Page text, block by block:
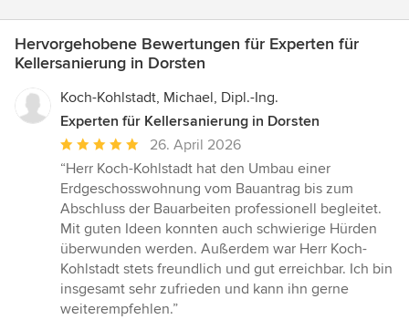
Hervorgehobene Bewertungen für Experten für
Kellersanierung in Dorsten
Koch-Kohlstadt, Michael, Dipl.-Ing.
Experten für Kellersanierung in Dorsten
Durchschnittliche
Bewertung:
5
von
5
Sternen
26. April 2026
“Herr Koch-Kohlstadt hat den Umbau einer
Erdgeschosswohnung vom Bauantrag bis zum
Abschluss der Bauarbeiten professionell begleitet.
Mit guten Ideen konnten auch schwierige Hürden
überwunden werden. Außerdem war Herr Koch-
Kohlstadt stets freundlich und gut erreichbar. Ich bin
insgesamt sehr zufrieden und kann ihn gerne
weiterempfehlen.”